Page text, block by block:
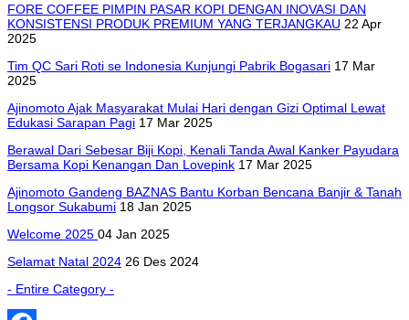
FORE COFFEE PIMPIN PASAR KOPI DENGAN INOVASI DAN
KONSISTENSI PRODUK PREMIUM YANG TERJANGKAU 22 Apr
2025
Tim QC Sari Roti se Indonesia Kunjungi Pabrik Bogasari 17 Mar
2025
Ajinomoto Ajak Masyarakat Mulai Hari dengan Gizi Optimal Lewat
Edukasi Sarapan Pagi 17 Mar 2025
Berawal Dari Sebesar Biji Kopi, Kenali Tanda Awal Kanker Payudara
Bersama Kopi Kenangan Dan Lovepink 17 Mar 2025
Ajinomoto Gandeng BAZNAS Bantu Korban Bencana Banjir & Tanah
Longsor Sukabumi 18 Jan 2025
Welcome 2025 04 Jan 2025
Selamat Natal 2024 26 Des 2024
- Entire Category -